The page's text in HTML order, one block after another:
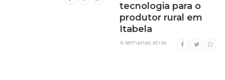
tecnologia para o
produtor rural em
Itabela
4 semanas atrás